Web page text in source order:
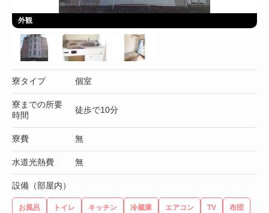
外観
寮タイプ 個室
寮までの所要
時間
徒歩で10分
寮費 無
水道光熱費 無
設備（部屋内）
お風呂 トイレ キッチン 冷蔵庫 エアコン TV 布団